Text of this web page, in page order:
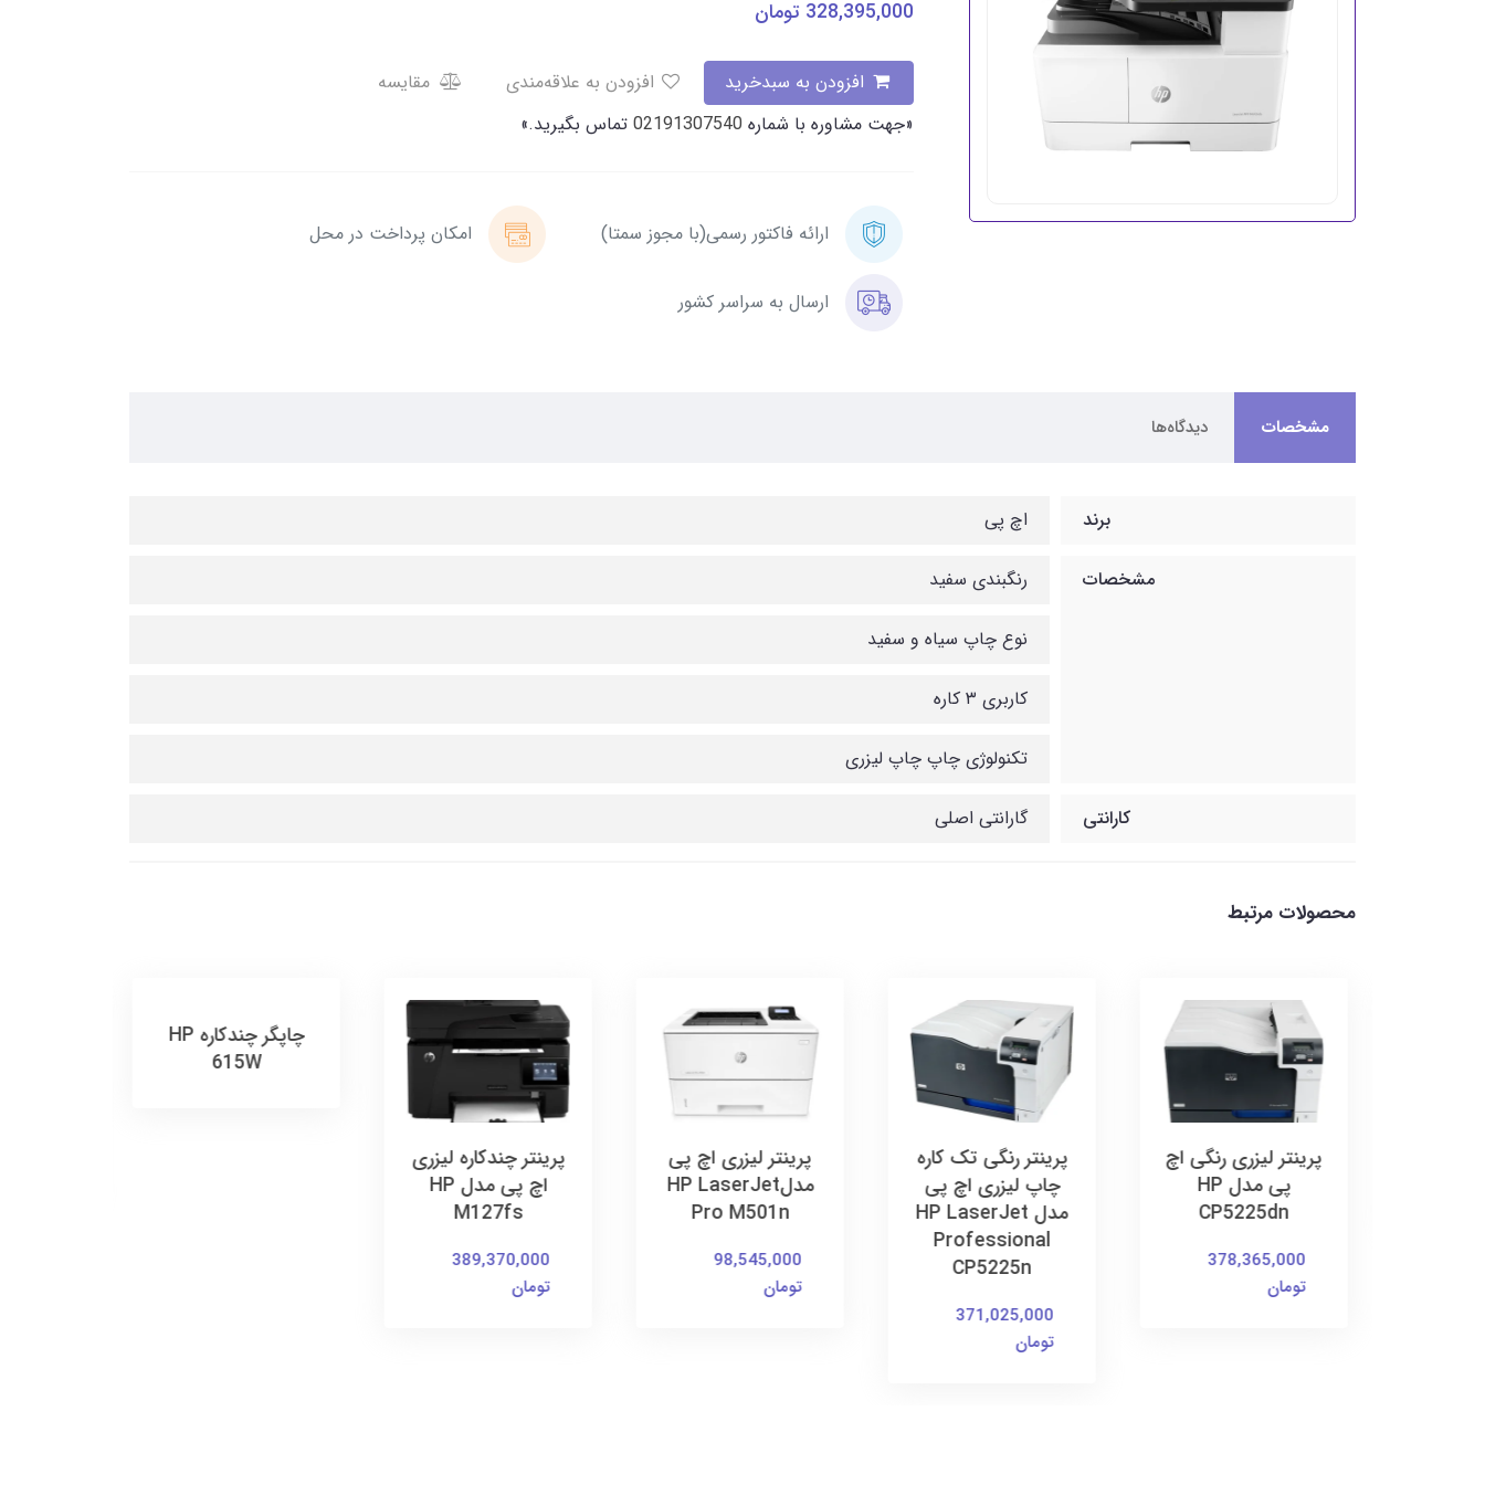
328,395,000 تومان
مقایسه
«جهت مشاوره با شماره 02191307540 تماس بگیرید.»
ارائه فاکتور رسمی(با مجوز سمتا) امکان پرداخت در محل
ارسال به سراسر کشور
مشخصات دیدگاه‌ها
برند اچ پی
مشخصات رنگبندی سفید
نوع چاپ سیاه و سفید
کاربری ۳ کاره
تکنولوژی چاپ چاپ لیزری
کارانتی گارانتی اصلی
محصولات مرتبط
پرینتر لیزری رنگی اچ
پی مدل HP
CP5225dn
378,365,000
تومان
پرینتر رنگی تک کاره
چاپ لیزری اچ پی
مدل HP LaserJet
Professional
CP5225n
371,025,000
تومان
پرینتر لیزری اچ پی
مدلHP LaserJet
Pro M501n
98,545,000
تومان
پرینتر چندکاره لیزری
اچ پی مدل HP
M127fs
389,370,000
تومان